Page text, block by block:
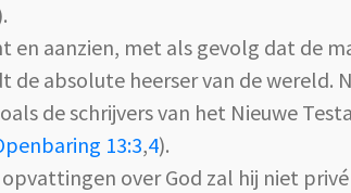
en aanzien, met als gevolg dat de
de absolute heerser van de wereld.
de schrijvers van het Nieuwe
13:3,4).
over God zal hij niet